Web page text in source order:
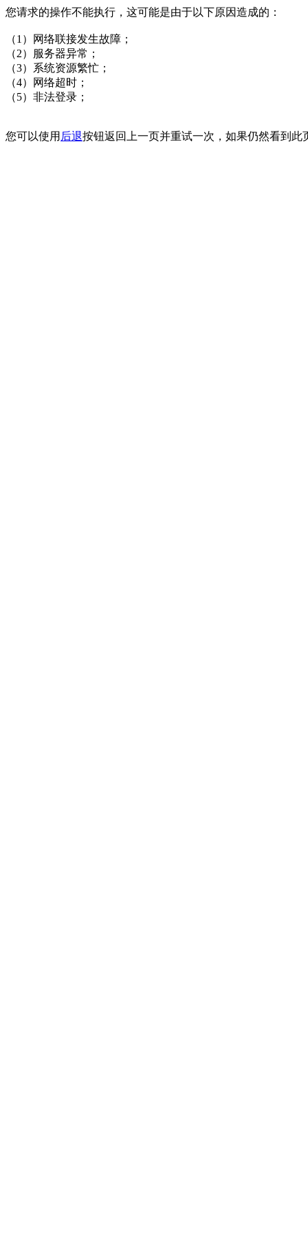
您请求的操作不能执行，这可能是由于以下原因造成的：
（1）网络联接发生故障；
（2）服务器异常；
（3）系统资源繁忙；
（4）网络超时；
（5）非法登录；
您可以使用 后退按钮返回上一页并重试一次，如果仍然看到此